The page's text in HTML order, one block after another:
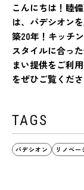
こんにちは！睦
は、パデシオン
築20年！キッチ
スタイルに合っ
まい提供をご利
をぜひご覧くださ
TAGS
パデシオン リノベー